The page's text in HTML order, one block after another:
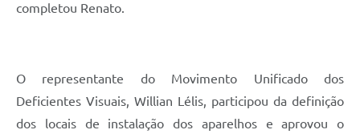
completou Renato.
O representante do Movimento Unificado dos
Deficientes Visuais, Willian Lélis, participou da definição
dos locais de instalação dos aparelhos e aprovou o